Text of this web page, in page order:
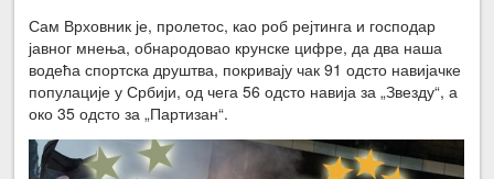
Сам Врховник је, пролетос, као роб рејтинга и господар
јавног мнења, обнародовао крунске цифре, да два наша
водећа спортска друштва, покривају чак 91 одсто навијачке
популације у Србији, од чега 56 одсто навија за „Звезду“, а
око 35 одсто за „Партизан“.